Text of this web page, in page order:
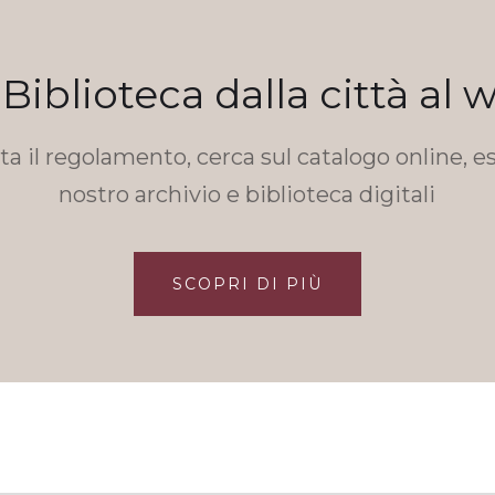
Biblioteca dalla città al
il regolamento, cerca sul catalogo online,
nostro archivio e biblioteca digitali
SCOPRI DI PIÙ